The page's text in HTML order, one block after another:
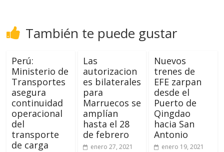
También te puede gustar
Perú:
Ministerio de
Transportes
asegura
continuidad
operacional
del
transporte
de carga
Las
autorizacion
es bilaterales
para
Marruecos se
amplían
hasta el 28
de febrero
enero 27, 2021
Nuevos
trenes de
EFE zarpan
desde el
Puerto de
Qingdao
hacia San
Antonio
enero 19, 2021